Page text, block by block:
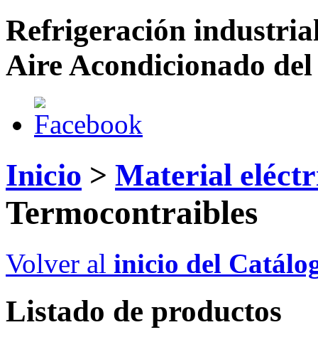
Refrigeración
Aire Acondicionado
Inicio > Material
Termocontraibles
Volver al inicio del
Listado de productos